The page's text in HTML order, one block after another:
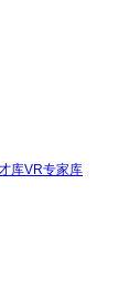
库VR专家库